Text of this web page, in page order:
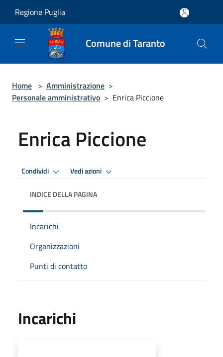
Regione Puglia
Comune di Taranto
Home > Amministrazione >
Personale amministrativo > Enrica Piccione
Enrica Piccione
Condividi Vedi azioni
INDICE DELLA PAGINA
Incarichi
Organizzazioni
Punti di contatto
Incarichi